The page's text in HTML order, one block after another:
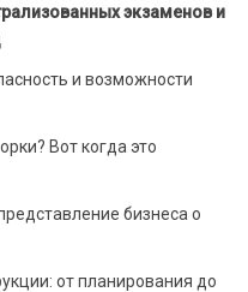
экзаменов и
и возможности
Вот когда это
бизнеса о
от планирования до